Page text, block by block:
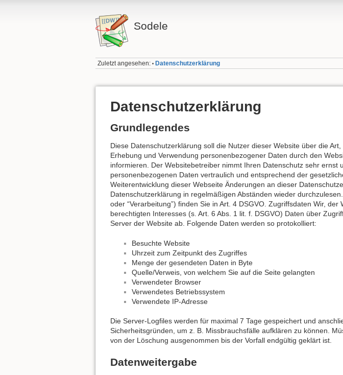
Sodele
Zuletzt angesehen: • Datenschutzerklärung
Datenschutzerklärung
Grundlegendes
Diese Datenschutzerklärung soll die Nutzer dieser Website über die
Erhebung und Verwendung personenbezogener Daten durch den
informieren. Der Websitebetreiber nimmt Ihren Datenschutz sehr ernst
personenbezogenen Daten vertraulich und entsprechend der
Weiterentwicklung dieser Webseite Änderungen an dieser
Datenschutzerklärung in regelmäßigen Abständen wieder
oder “Verarbeitung”) finden Sie in Art. 4 DSGVO. Zugriffsdaten Wir,
berechtigten Interesses (s. Art. 6 Abs. 1 lit. f. DSGVO) Daten über
Server der Website ab. Folgende Daten werden so protokolliert:
Besuchte Website
Uhrzeit zum Zeitpunkt des Zugriffes
Menge der gesendeten Daten in Byte
Quelle/Verweis, von welchem Sie auf die Seite gelangten
Verwendeter Browser
Verwendetes Betriebssystem
Verwendete IP-Adresse
Die Server-Logfiles werden für maximal 7 Tage gespeichert und
Sicherheitsgründen, um z. B. Missbrauchsfälle aufklären zu können.
von der Löschung ausgenommen bis der Vorfall endgültig geklärt ist.
Datenweitergabe